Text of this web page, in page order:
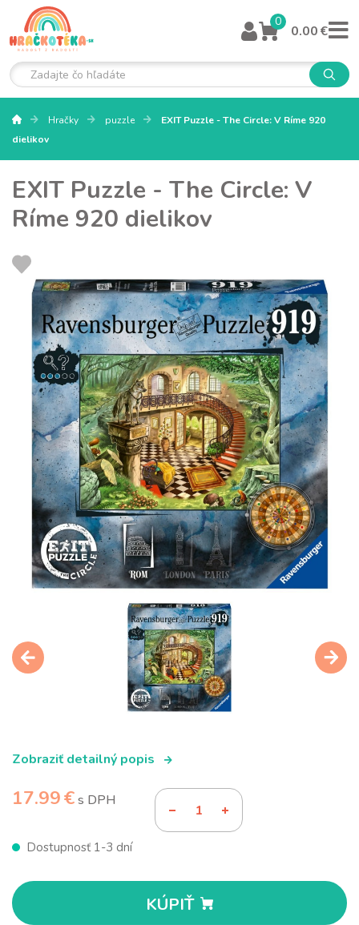
0
0.00 €
Hračky puzzle
EXIT Puzzle - The Circle: V Ríme 920
dielikov
EXIT Puzzle - The Circle: V
Ríme 920 dielikov
Zobraziť detailný popis
17.99 €s DPH
Dostupnosť 1-3 dní
KÚPIŤ